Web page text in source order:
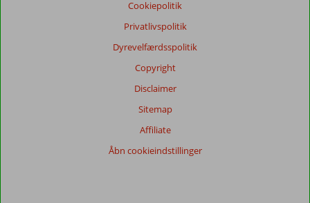
Cookiepolitik
Privatlivspolitik
Dyrevelfærdsspolitik
Copyright
Disclaimer
Sitemap
Affiliate
Åbn cookieindstillinger